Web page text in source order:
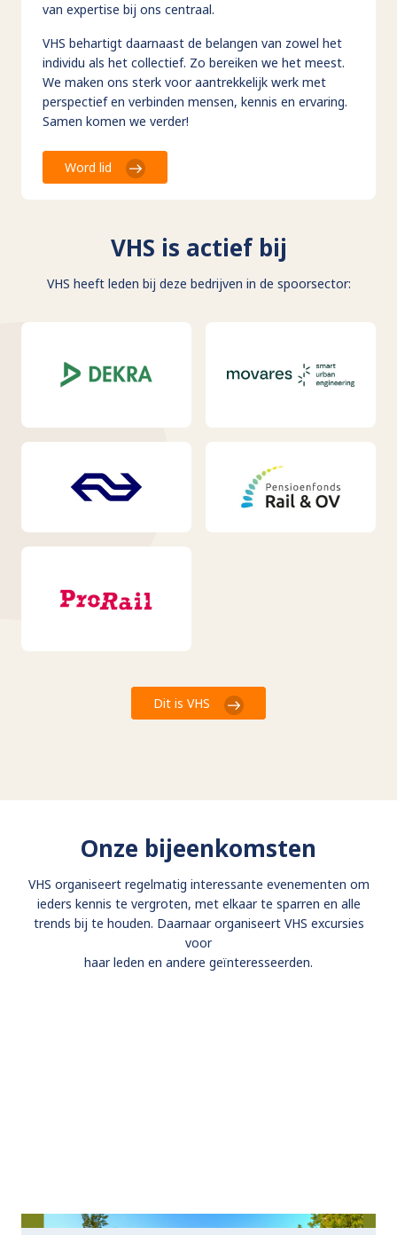
van expertise bij ons centraal.
VHS behartigt daarnaast de belangen van zowel het
individu als het collectief. Zo bereiken we het meest.
We maken ons sterk voor aantrekkelijk werk met
perspectief en verbinden mensen, kennis en ervaring.
Samen komen we verder!
Word lid
VHS is actief bij
VHS heeft leden bij deze bedrijven in de spoorsector:
Dit is VHS
Onze bijeenkomsten
VHS organiseert regelmatig interessante evenementen om
ieders kennis te vergroten, met elkaar te sparren en alle
trends bij te houden. Daarnaar organiseert VHS excursies
voor
haar leden en andere geïnteresseerden.